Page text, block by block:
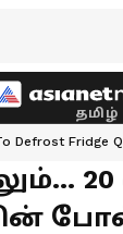
தமிழ்
Defrost Fridge
போல்